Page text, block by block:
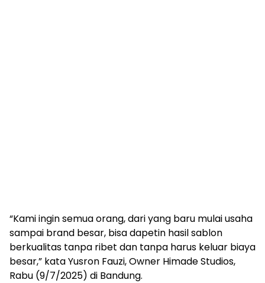
“Kami ingin semua orang, dari yang baru mulai usaha
sampai brand besar, bisa dapetin hasil sablon
berkualitas tanpa ribet dan tanpa harus keluar biaya
besar,” kata Yusron Fauzi, Owner Himade Studios,
Rabu (9/7/2025) di Bandung.